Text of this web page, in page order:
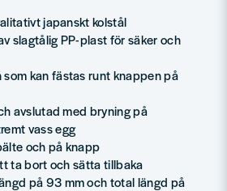
japanskt kolstål
slagtålig PP-plast för säker och
kan fästas runt knappen på
avslutad med bryning på
vass egg
och på knapp
ta bort och sätta tillbaka
på 93 mm och total längd på